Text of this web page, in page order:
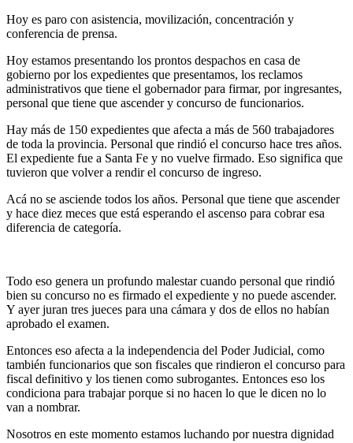
Hoy es paro con asistencia, movilización, concentración y
conferencia de prensa.
Hoy estamos presentando los prontos despachos en casa de
gobierno por los expedientes que presentamos, los reclamos
administrativos que tiene el gobernador para firmar, por ingresantes,
personal que tiene que ascender y concurso de funcionarios.
Hay más de 150 expedientes que afecta a más de 560 trabajadores
de toda la provincia. Personal que rindió el concurso hace tres años.
El expediente fue a Santa Fe y no vuelve firmado. Eso significa que
tuvieron que volver a rendir el concurso de ingreso.
Acá no se asciende todos los años. Personal que tiene que ascender
y hace diez meces que está esperando el ascenso para cobrar esa
diferencia de categoría.
Todo eso genera un profundo malestar cuando personal que rindió
bien su concurso no es firmado el expediente y no puede ascender.
Y ayer juran tres jueces para una cámara y dos de ellos no habían
aprobado el examen.
Entonces eso afecta a la independencia del Poder Judicial, como
también funcionarios que son fiscales que rindieron el concurso para
fiscal definitivo y los tienen como subrogantes. Entonces eso los
condiciona para trabajar porque si no hacen lo que le dicen no lo
van a nombrar.
Nosotros en este momento estamos luchando por nuestra dignidad